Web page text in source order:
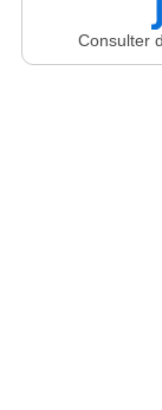
Consulter